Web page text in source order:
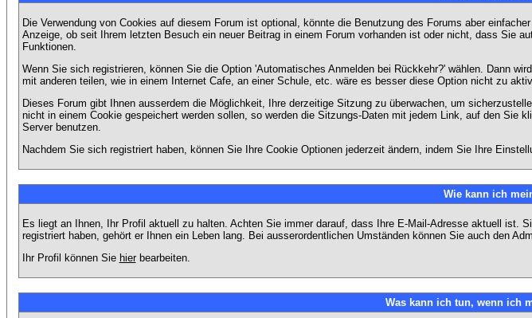
Die Verwendung von Cookies auf diesem Forum ist optional, könnte die Benutzung des Forums aber
Anzeige, ob seit Ihrem letzten Besuch ein neuer Beitrag in einem Forum vorhanden ist oder nicht, dass Sie
Funktionen.
Wenn Sie sich registrieren, können Sie die Option 'Automatisches Anmelden bei Rückkehr?' wählen. Dann
mit anderen teilen, wie in einem Internet Cafe, an einer Schule, etc. wäre es besser diese Option nicht zu
Dieses Forum gibt Ihnen ausserdem die Möglichkeit, Ihre derzeitige Sitzung zu überwachen, um
nicht in einem Cookie gespeichert werden sollen, so werden die Sitzungs-Daten mit jedem Link, auf den
Server benutzen.
Nachdem Sie sich registriert haben, können Sie Ihre Cookie Optionen jederzeit ändern, indem Sie Ihre
Wie kann ich
Es liegt an Ihnen, Ihr Profil aktuell zu halten. Achten Sie immer darauf, dass Ihre E-Mail-Adresse aktuell ist.
registriert haben, gehört er Ihnen ein Leben lang. Bei ausserordentlichen Umständen können Sie auch den
Ihr Profil können Sie hierbearbeiten.
Was kann ich tun, wenn ich